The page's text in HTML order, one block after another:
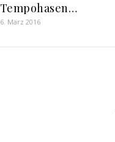
Tempohasen…
6. März 2016